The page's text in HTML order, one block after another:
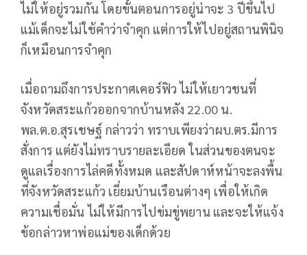
ไม่ให้อยู่รวมกัน โดยขั้นตอนการอยู่น่าจะ 3 ปีขึ้นไป
แม้เด็กจะไม่ใช้คำว่าจำคุก แต่การให้ไปอยู่สถานพินิจ
ก็เหมือนการจำคุก
เมื่อถามถึงการประกาศเคอร์ฟิว ไม่ให้เยาวชนที่
จังหวัดสระแก้วออกจากบ้านหลัง 22.00 น.
พล.ต.อ.สุรเชษฐ์ กล่าวว่า ทราบเพียงว่าผบ.ตร.มีการ
สั่งการ แต่ยังไม่ทราบรายละเอียด ในส่วนของตนจะ
ดูแลเรื่องการไล่คดีทั้งหมด และสัปดาห์หน้าจะลงพื้น
ที่จังหวัดสระแก้ว เยี่ยมบ้านเรือนต่างๆ เพื่อให้เกิด
ความเชื่อมั่น ไม่ให้มีการไปข่มขู่พยาน และจะให้แจ้ง
ข้อกล่าวหาพ่อแม่ของเด็กด้วย